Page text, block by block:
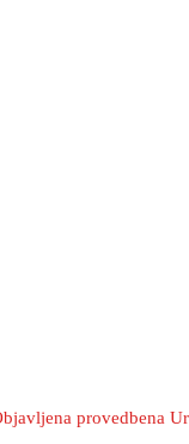
provedbena